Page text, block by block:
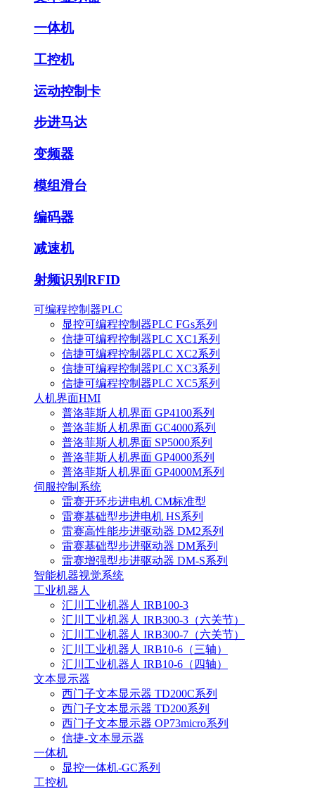
一体机
工控机
运动控制卡
步进马达
变频器
模组滑台
编码器
减速机
射频识别RFID
可编程控制器PLC
显控可编程控制器PLC FGs系列
信捷可编程控制器PLC XC1系列
信捷可编程控制器PLC XC2系列
信捷可编程控制器PLC XC3系列
信捷可编程控制器PLC XC5系列
人机界面HMI
普洛菲斯人机界面 GP4100系列
普洛菲斯人机界面 GC4000系列
普洛菲斯人机界面 SP5000系列
普洛菲斯人机界面 GP4000系列
普洛菲斯人机界面 GP4000M系列
伺服控制系统
雷赛开环步进电机 CM标准型
雷赛基础型步进电机 HS系列
雷赛高性能步进驱动器 DM2系列
雷赛基础型步进驱动器 DM系列
雷赛增强型步进驱动器 DM-S系列
智能机器视觉系统
工业机器人
汇川工业机器人 IRB100-3
汇川工业机器人 IRB300-3（六关节）
汇川工业机器人 IRB300-7（六关节）
汇川工业机器人 IRB10-6（三轴）
汇川工业机器人 IRB10-6（四轴）
文本显示器
西门子文本显示器 TD200C系列
西门子文本显示器 TD200系列
西门子文本显示器 OP73micro系列
信捷-文本显示器
一体机
显控一体机-GC系列
工控机